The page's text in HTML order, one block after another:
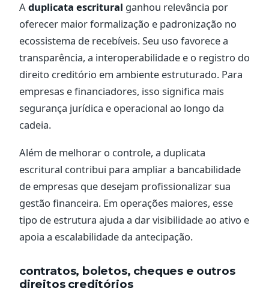
Aduplicata escritural ganhou relevância por
oferecer maior formalização e padronização no
ecossistema de recebíveis. Seu uso favorece a
transparência, a interoperabilidade e o registro do
direito creditório em ambiente estruturado. Para
empresas e financiadores, isso significa mais
segurança jurídica e operacional ao longo da
cadeia.
Além de melhorar o controle, a duplicata
escritural contribui para ampliar a bancabilidade
de empresas que desejam profissionalizar sua
gestão financeira. Em operações maiores, esse
tipo de estrutura ajuda a dar visibilidade ao ativo e
apoia a escalabilidade da antecipação.
contratos, boletos, cheques e outros
direitos creditórios